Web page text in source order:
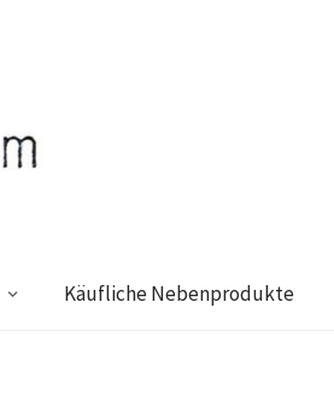
Käufliche Nebenprodukte